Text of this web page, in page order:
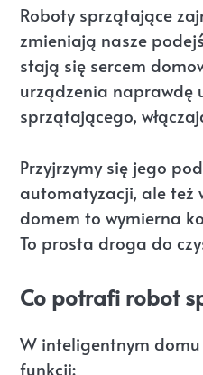
Roboty sprzątające
zmieniają nasze
stają się sercem
urządzenia naprawdę
sprzątającego,
Przyjrzymy się jego
automatyzacji, ale też
domem to wymierna
To prosta droga do
Co potrafi robot
W inteligentnym
funkcji: